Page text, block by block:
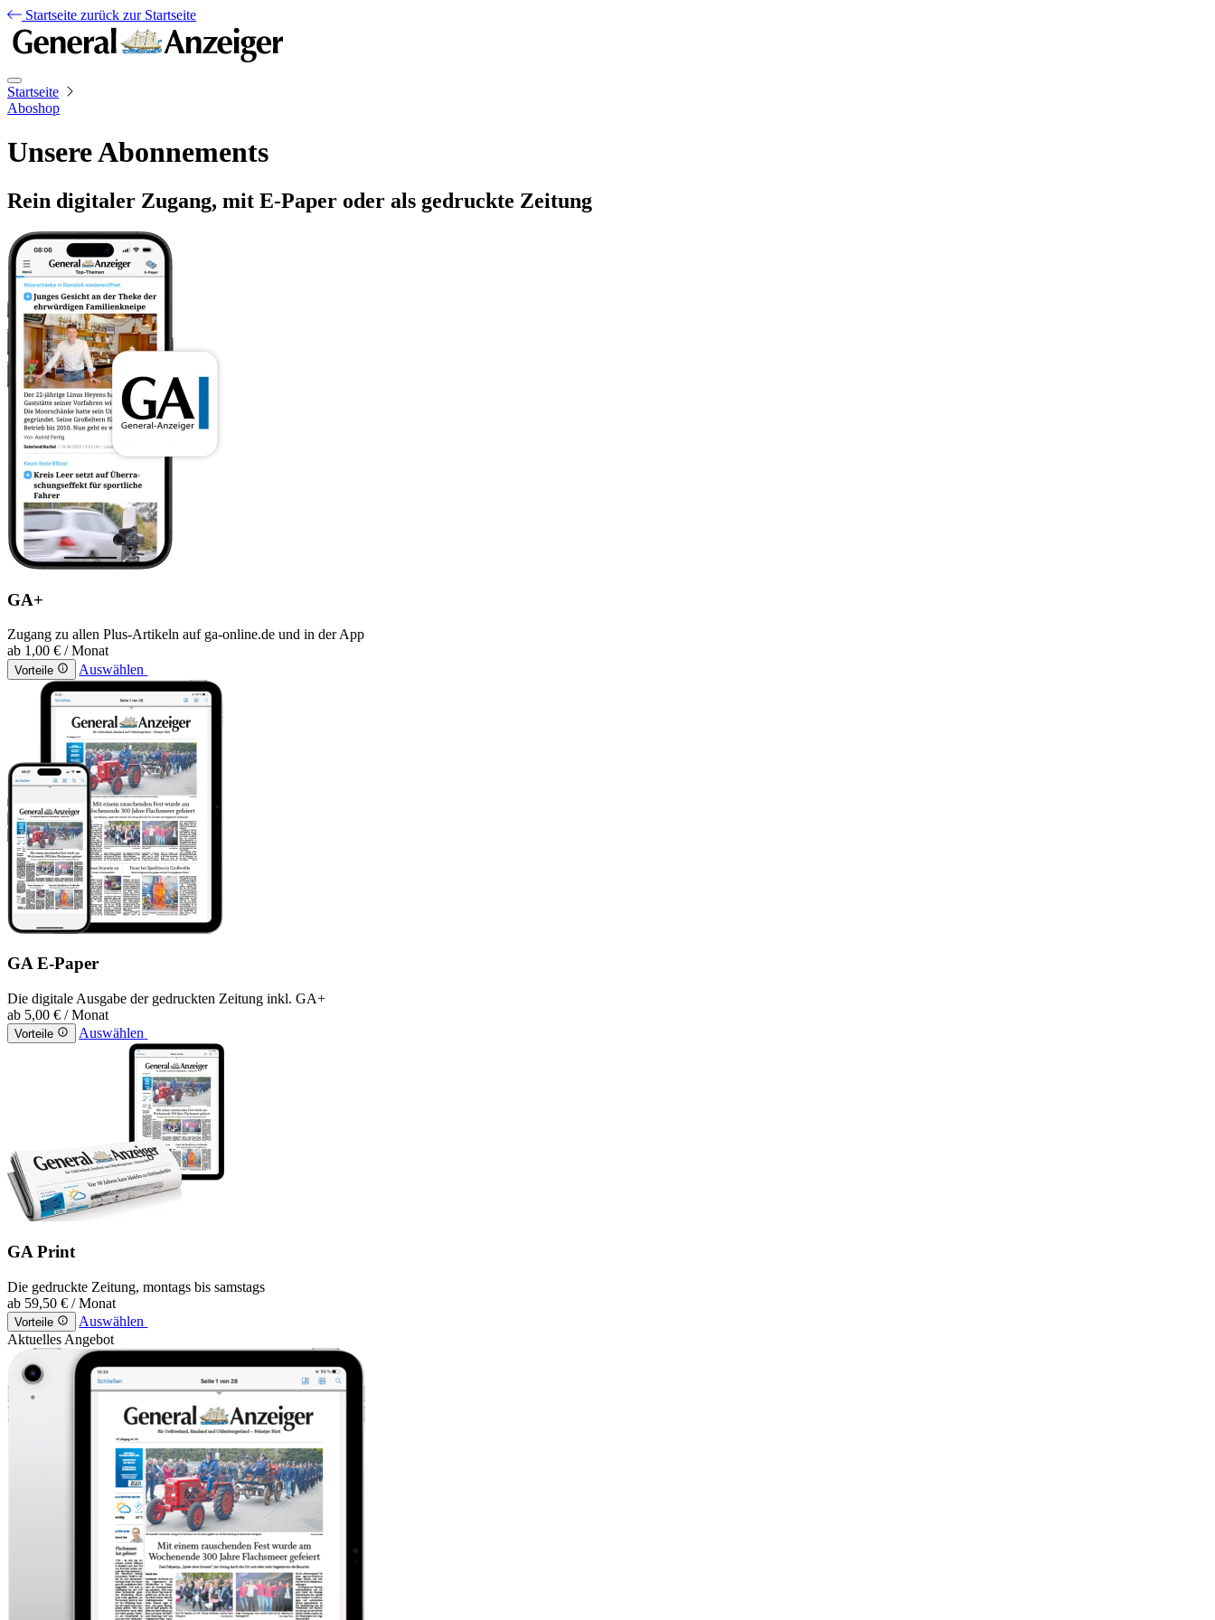
Startseite zurück zur Startseite
Startseite
Aboshop
Unsere Abonnements
Rein digitaler Zugang, mit E-Paper oder als gedruckte Zeitung
GA+
Zugang zu allen Plus-Artikeln auf ga-online.de und in der App
ab 1,00 € / Monat
Vorteile Auswählen
GA E-Paper
Die digitale Ausgabe der gedruckten Zeitung inkl. GA+
ab 5,00 € / Monat
Vorteile Auswählen
GA Print
Die gedruckte Zeitung, montags bis samstags
ab 59,50 € / Monat
Vorteile
Auswählen
Aktuelles Angebot